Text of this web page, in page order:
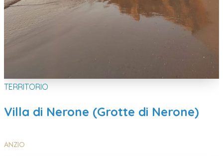
TERRITORIO
Villa di Nerone (Grotte di Nerone)
ANZIO